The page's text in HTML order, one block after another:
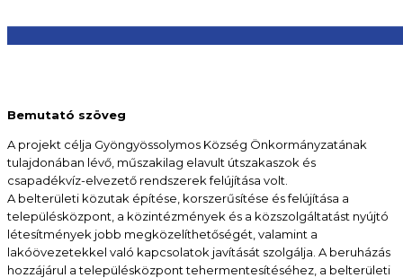
Bemutató szöveg
A projekt célja Gyöngyössolymos Község Önkormányzatának
tulajdonában lévő, műszakilag elavult útszakaszok és
csapadékvíz-elvezető rendszerek felújítása volt.
A belterületi közutak építése, korszerűsítése és felújítása a
településközpont, a közintézmények és a közszolgáltatást nyújtó
létesítmények jobb megközelíthetőségét, valamint a
lakóövezetekkel való kapcsolatok javítását szolgálja. A beruházás
hozzájárul a településközpont tehermentesítéséhez, a belterületi